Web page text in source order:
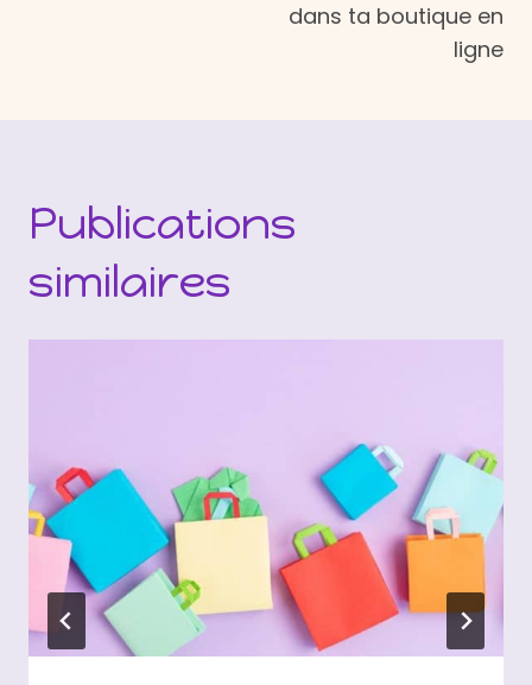
dans ta boutique en
ligne
Publications
similaires